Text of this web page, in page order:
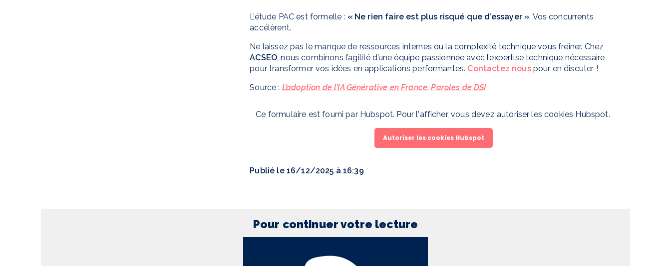
L’étude PAC est formelle : « Ne rien faire est plus risqué que d’essayer ». Vos concurrents
accélèrent.
Ne laissez pas le manque de ressources internes ou la complexité technique vous freiner. Chez
ACSEO, nous combinons l’agilité d’une équipe passionnée avec l’expertise technique nécessaire
pour transformer vos idées en applications performantes. Contactez nouspour en discuter !
Source : L’adoption de l’IA Générative en France. Paroles de DSI
Ce formulaire est fourni par Hubspot. Pour l'afficher, vous devez autoriser les cookies Hubspot.
Autoriser les cookies Hubspot
Publié le 16/12/2025 à 16:39
Pour continuer votre lecture